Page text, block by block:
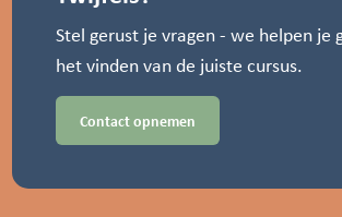
Stel gerust je vragen - we helpen je
het vinden van de juiste cursus.
Contact opnemen